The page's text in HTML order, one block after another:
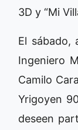
3D y “Mi
El sábado,
Ingeniero
Camilo
Yrigoyen
deseen